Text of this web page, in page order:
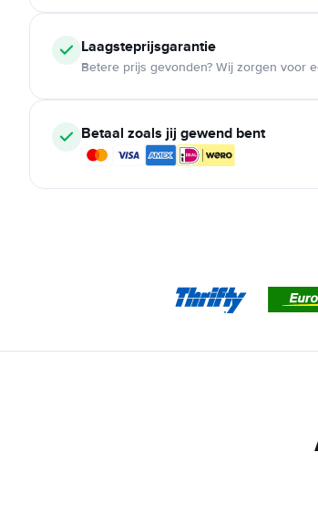
Laagsteprijsgarantie
Betere prijs gevonden? Wij zorgen voor
Betaal zoals jij gewend bent